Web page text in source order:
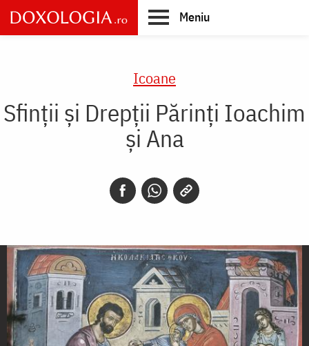
Skip
to
main
Meniu
Icoane
Sfinții și Drepții Părinți Ioachim
și Ana